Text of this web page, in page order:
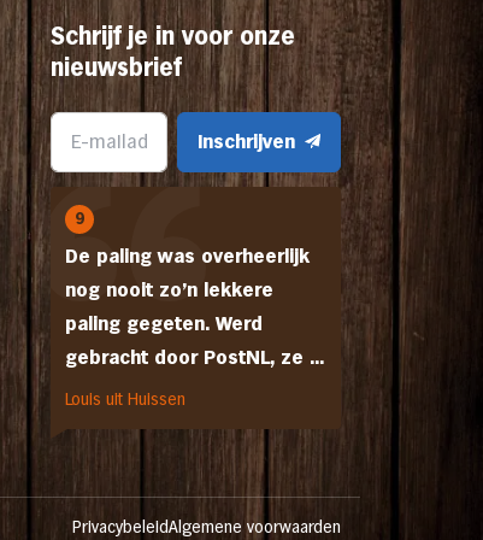
Schrijf je in voor onze
nieuwsbrief
Inschrijven
9
De paling was overheerlijk
nog nooit zo'n lekkere
paling gegeten. Werd
gebracht door PostNL, ze ...
Louis uit Huissen
PrivacybeleidAlgemene voorwaarden